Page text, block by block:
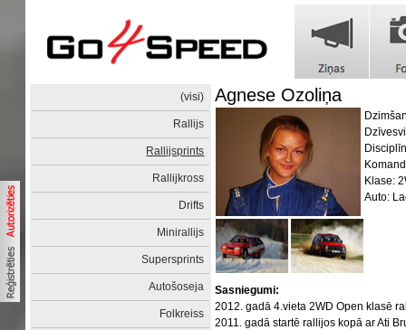
(visi)
Rallijs
Rallijsprints
Rallijkross
Drifts
Minirallijs
Supersprints
Autošoseja
Folkreiss
Agnese Ozoliņa
Klase:
Auto:
Sasniegumi:
2012. gadā 4.vieta 2WD Open klasē
2011. gadā startē rallijos kopā ar Ati